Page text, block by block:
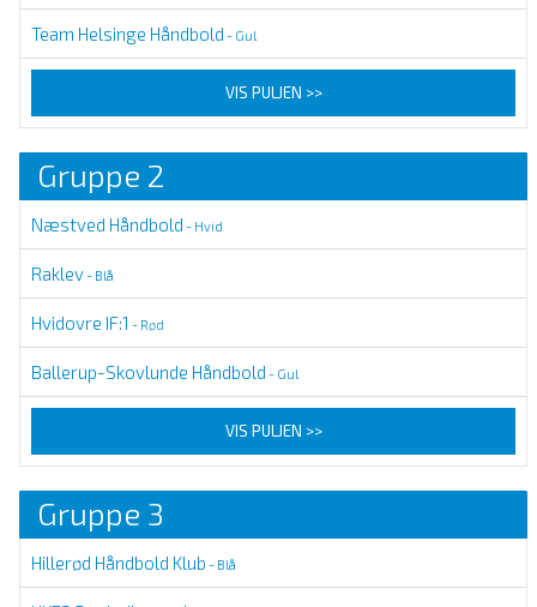
Team Helsinge Håndbold - Gul
VIS PULJEN >>
Gruppe 2
Næstved Håndbold - Hvid
Raklev- Blå
Hvidovre IF:1 - Rød
Ballerup-Skovlunde Håndbold - Gul
VIS PULJEN >>
Gruppe 3
Hillerød Håndbold Klub - Blå